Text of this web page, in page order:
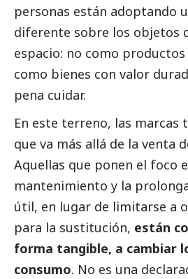
personas están adoptando
diferente sobre los objetos
espacio: no como
como bienes con valor
pena cuidar.
En este terreno, las marcas
que va más allá de la venta
Aquellas que ponen el foco
mantenimiento y la
útil, en lugar de limitarse a
para la sustitución, están
forma tangible, a cambiar
consumo. No es una